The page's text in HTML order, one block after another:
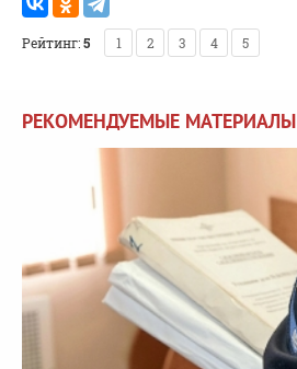
Рейтинг:5 1 2 3 4 5
РЕКОМЕНДУЕМЫЕ МАТЕРИАЛЫ